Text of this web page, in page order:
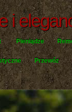
i
Pieniądze
Przewóz